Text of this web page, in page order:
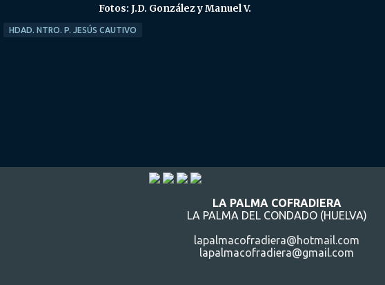
Fotos: J.D. González y Manuel V.
HDAD. NTRO. P. JESÚS CAUTIVO
LA PALMA COFRADIERA
LA PALMA DEL CONDADO (HUELVA)
lapalmacofradiera@hotmail.com
lapalmacofradiera@gmail.com